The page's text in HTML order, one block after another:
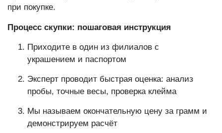
при покупке.
Процесс скупки: пошаговая инструкция
Приходите в один из филиалов с
украшением и паспортом
Эксперт проводит быстрая оценка: анализ
пробы, точные весы, проверка клейма
Мы называем окончательную цену за грамм и
демонстрируем расчёт